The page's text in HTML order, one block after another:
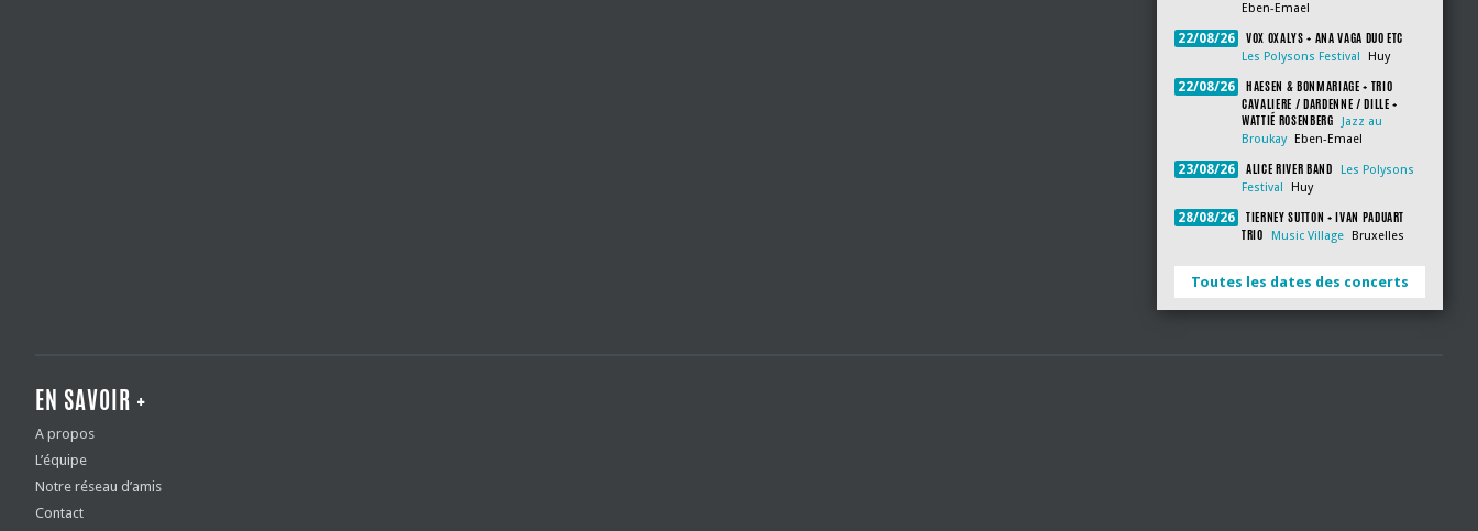
Eben-Emael
22/08/26 VOX OXALYS + ANA VAGA DUO ETC
Les Polysons Festival Huy
22/08/26
HAESEN & BONMARIAGE + TRIO
CAVALIERE / DARDENNE / DILLE +
WATTIÉ ROSENBERG
Jazz au
Broukay
Eben-Emael
23/08/26 ALICE RIVER BAND
Les Polysons
Festival
Huy
28/08/26
TIERNEY SUTTON + IVAN PADUART
TRIO
Music Village Bruxelles
Toutes les dates des concerts
EN SAVOIR +
A propos
L’équipe
Notre réseau d’amis
Contact